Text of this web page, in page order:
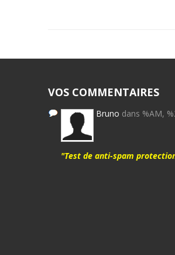
VOS COMMENTAIRES
Bruno dans %AM,
"Test de anti-spam